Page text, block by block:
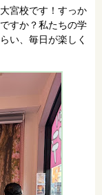
宮校です！すっか
すか？私たちの学
い、毎日が楽しく